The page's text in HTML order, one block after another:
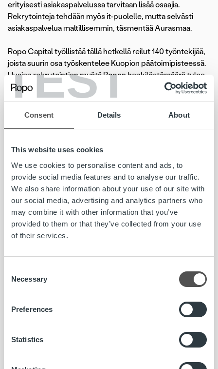
TEST
Consent Details About
This website uses cookies
We use cookies to personalise content and ads, to
provide social media features and to analyse our traffic.
We also share information about your use of our site with
our social media, advertising and analytics partners who
may combine it with other information that you’ve
provided to them or that they’ve collected from your use
of their services.
Selection
Necessary
Preferences
Statistics
erityisesti asiakaspalvelussa tarvitaan lisää osaajia.
Rekrytointeja tehdään myös it-puolelle, mutta selvästi
asiakaspalvelua maltillisemmin, täsmentää Aurasmaa.
Ropo Capital työllistää tällä hetkellä reilut 140 työntekijää,
joista suurin osa työskentelee Kuopion päätoimipisteessä.
Uusien rekrytointien myötä Ropon henkilöstömäärä tulee
nousemaan yli 200 asiantuntijaan.
– Kuopiossa ja lähiseudulla on paljon osaavaa työvoimaa ja
työtaustaa tärkeämpää on, että löydämme meille
vaan kasvuyhtiö, jolla on kovat tavoitteet. Meininki on hyvä
ja voin luvata, että ei vituta tulla töihin, Aurasmaa kehuu.
– Kuopion kaupunki on ollut aktiivisesti mukana
suunnittelemassa meidän toimintaa helpottavia
toimenpiteitä mm. rekrytoinnin suhteen. Helsingistä
saapuneena voin hehkuttaa tätä ilmapiiriä ihan täysillä –
mitä kaikkea kaupungin kanssa keksitään, joka
tapauksessa toivotaan, että hakemuksia tulee, Aurasmaa
Jenna Kokkonen, HR-päällikkö, Ropo Capital, puh. 044 756
9901, jenna.kokkonen@ropocapital.fi